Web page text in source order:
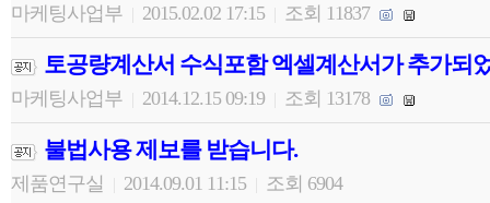
마케팅사업부 2015.02.02 17:15 조회 11837
토공량계산서 수식포함 엑셀계산서가 추가되
마케팅사업부 2014.12.15 09:19 조회 13178
불법사용 제보를 받습니다.
제품연구실 2014.09.01 11:15 조회 6904